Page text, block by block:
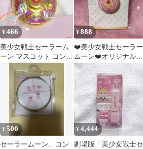
¥466
美少女戦士セーラーム
ーン マスコット コンパ
クト ミラー
¥888
❤️美少女戦士セーラー
ムーン❤️オリジナルケ
ーブルカバー❤️
¥500
セーラームーン、コン
¥4,444
劇場版「美少女戦士セ